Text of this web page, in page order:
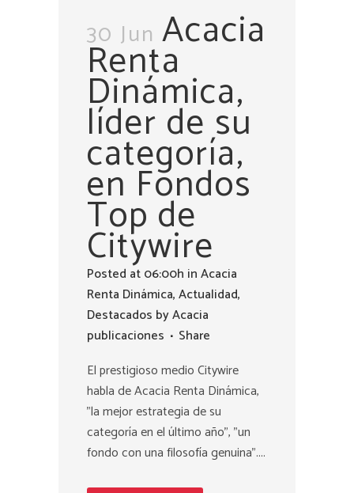
30 Jun Acacia
Renta
Dinámica,
líder de su
categoría,
en Fondos
Top de
Citywire
Posted at 06:00h inAcacia
Renta Dinámica,Actualidad,
Destacados byAcacia
publicaciones
Share
El prestigioso medio Citywire
habla de Acacia Renta Dinámica,
"la mejor estrategia de su
categoría en el último año", "un
fondo con una filosofía genuina"....